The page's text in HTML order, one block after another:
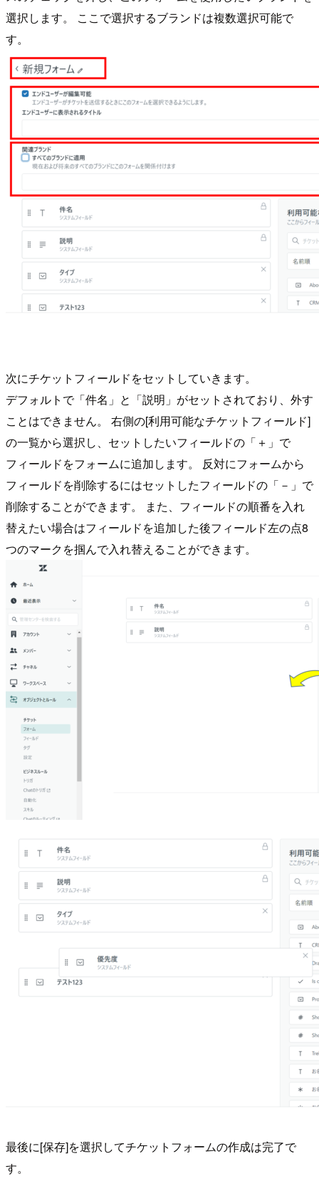
選択します。 ここで選択するブランドは複数選択可能で
す。
次にチケットフィールドをセットしていきます。
デフォルトで「件名」と「説明」がセットされており、外す
ことはできません。 右側の[利用可能なチケットフィールド]
の一覧から選択し、セットしたいフィールドの「＋」で
フィールドをフォームに追加します。 反対にフォームから
フィールドを削除するにはセットしたフィールドの「－」で
削除することができます。 また、フィールドの順番を入れ
替えたい場合はフィールドを追加した後フィールド左の点8
つのマークを掴んで入れ替えることができます。
最後に[保存]を選択してチケットフォームの作成は完了で
す。